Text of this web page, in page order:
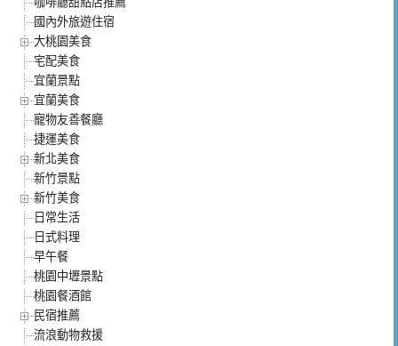
國內外旅遊住宿
大桃園美食
宅配美食
宜蘭景點
宜蘭美食
寵物友善餐廳
捷運美食
新北美食
新竹景點
新竹美食
日常生活
日式料理
早午餐
桃園中壢景點
桃園餐酒館
民宿推薦
流浪動物救援